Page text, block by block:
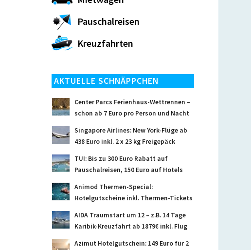
Pauschalreisen
Kreuzfahrten
AKTUELLE SCHNÄPPCHEN
Center Parcs Ferienhaus-Wettrennen –
schon ab 7 Euro pro Person und Nacht
Singapore Airlines: New York-Flüge ab
438 Euro inkl. 2 x 23 kg Freigepäck
TUI: Bis zu 300 Euro Rabatt auf
Pauschalreisen, 150 Euro auf Hotels
Animod Thermen-Special:
Hotelgutscheine inkl. Thermen-Tickets
AIDA Traumstart um 12 – z.B. 14 Tage
Karibik-Kreuzfahrt ab 1879€ inkl. Flug
Azimut Hotelgutschein: 149 Euro für 2